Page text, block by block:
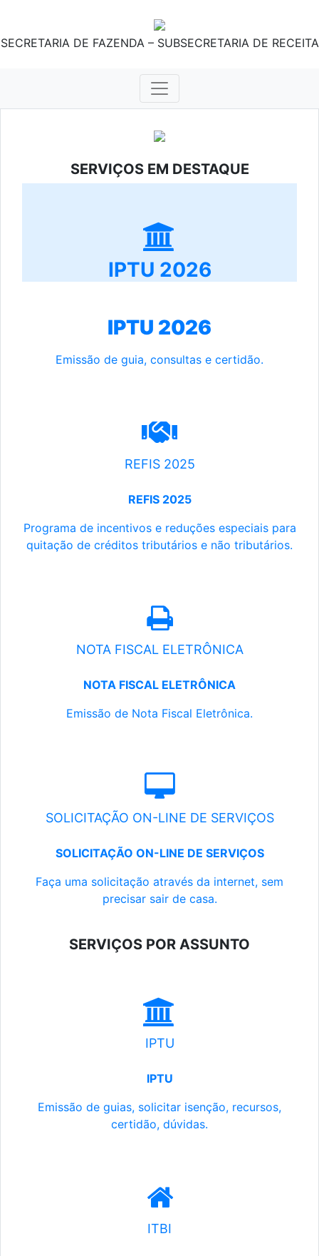
SECRETARIA DE FAZENDA – SUBSECRETARIA DE RECEITA
SERVIÇOS EM DESTAQUE
IPTU 2026
IPTU 2026
Emissão de guia, consultas e certidão.
REFIS 2025
REFIS 2025
Programa de incentivos e reduções especiais para
quitação de créditos tributários e não tributários.
NOTA FISCAL ELETRÔNICA
NOTA FISCAL ELETRÔNICA
Emissão de Nota Fiscal Eletrônica.
SOLICITAÇÃO ON-LINE DE SERVIÇOS
SOLICITAÇÃO ON-LINE DE SERVIÇOS
Faça uma solicitação através da internet, sem
precisar sair de casa.
SERVIÇOS POR ASSUNTO
IPTU
IPTU
Emissão de guias, solicitar isenção, recursos,
certidão, dúvidas.
ITBI